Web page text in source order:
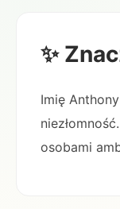
✨
Imię
osobami